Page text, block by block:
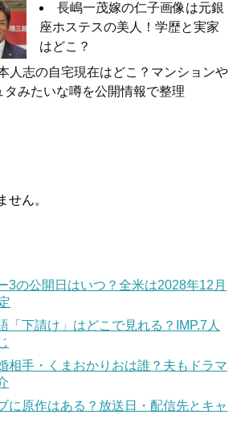
長嶋一茂嫁の仁子画像は元銀
座ホステスの美人！学歴と実家
はどこ？
人志の自宅現在はどこ？マンションや
タみたいな噂を公開情報で整理
せん。
3の公開日はいつ？全米は2028年12月
「下請け」はどこで見れる？IMP.7人
相手・くまおかりおは誰？夫もドラマ
に原作はある？放送日・配信先とキャ